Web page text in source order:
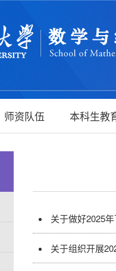
师资队伍 本科生教
关于做好2025
关于组织开展